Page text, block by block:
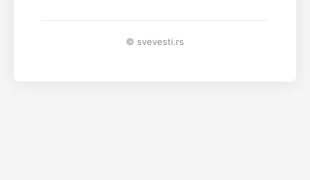
© svevesti.rs